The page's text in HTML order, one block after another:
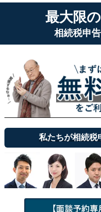
最大限
相続税申
私たちが相続税